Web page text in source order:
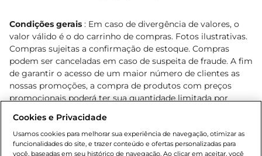
Condições gerais : Em caso de divergência de valores, o
valor válido é o do carrinho de compras. Fotos ilustrativas.
Compras sujeitas a confirmação de estoque. Compras
podem ser canceladas em caso de suspeita de fraude. A fim
de garantir o acesso de um maior número de clientes as
nossas promoções, a compra de produtos com preços
promocionais poderá ter sua quantidade limitada por
o e-commerce e válidos durante o dia de hoje, podendo
sofrer alterações sem prévia notificação. Proibida a venda
de bebidas alcoólicas para menores de 18 anos, conforme
Cookies e Privacidade
Usamos cookies para melhorar sua experiência de navegação, otimizar as
funcionalidades do site, e trazer conteúdo e ofertas personalizadas para
você, baseadas em seu histórico de navegação. Ao clicar em aceitar, você